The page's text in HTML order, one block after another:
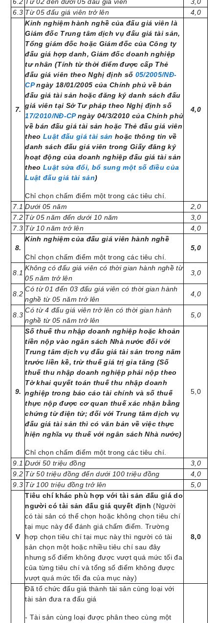
6.3 Từ 05 đấu giá viên trở lên 4,0
7.
Kinh nghiệm hành nghề của đấu giá viên là
Giám đốc Trung tâm dịch vụ đấu giá tài sản,
Tổng giám đốc hoặc Giám đốc của Công ty
đấu giá hợp danh, Giám đốc doanh nghiệp
tư nhân (Tính từ thời điểm được cấp Thẻ
đấu giá viên theo Nghị định số 05/2005/NĐ-
CPngày 18/01/2005 của Chính phủ về bán
đấu giá tài sản hoặc đăng ký danh sách đấu
giá viên tại Sở Tư pháp theo Nghị định số
17/2010/NĐ-CPngày 04/3/2010 của Chính phủ
về bán đấu giá tài sản hoặc Thẻ đấu giá viên
theoLuật đấu giá tài sản hoặc thông tin về
danh sách đấu giá viên trong Giấy đăng ký
hoạt động của doanh nghiệp đấu giá tài sản
theoLuật sửa đổi, bổ sung một số điều của
Luật đấu giá tài sản)
Chỉ chọn chấm điểm một trong các tiêu chí.
4,0
7.1 Dưới 05 năm
2,0
7.2 Từ 05 năm đến dưới 10 năm
3,0
7.3 Từ 10 năm trở lên 4,0
8.
Kinh nghiệm của đấu giá viên hành nghề
Chỉ chọn chấm điểm một trong các tiêu chí.
5,0
8.1
Không có đấu giá viên có thời gian hành nghề từ
05 năm trở lên
3,0
8.2
Có từ 01 đến 03 đấu giá viên có thời gian hành
nghề từ 05 năm trở lên
4,0
8.3
Có từ 4 đấu giá viên trở lên có thời gian hành
nghề từ 05 năm trở lên
5,0
9.
Số thuế thu nhập doanh nghiệp hoặc khoản
tiền nộp vào ngân sách Nhà nước đối với
Trung tâm dịch vụ đấu giá tài sản trong năm
trước liền kề, trừ thuế giá trị gia tăng (Số
thuế thu nhập doanh nghiệp phải nộp theo
Tờ khai quyết toán thuế thu nhập doanh
nghiệp trong báo cáo tài chính và số thuế
thực nộp được cơ quan thuế xác nhận bằng
chứng từ điện tử; đối với Trung tâm dịch vụ
đấu giá tài sản thì có văn bản về việc thực
hiện nghĩa vụ thuế với ngân sách Nhà nước)
Chỉ chọn chấm điểm một trong các tiêu chí.
5,0
9.1 Dưới 50 triệu đồng
3,0
9.2 Từ 50 triệu đồng đến dưới 100 triệu đồng
4,0
9.3 Từ 100 triệu đồng trở lên 5,0
V
Tiêu chí khác phù hợp với tài sản đấu giá do
người có tài sản đấu giá quyết định(Người
có tài sản có thể chọn hoặc không chọn tiêu chí
tại mục này để đánh giá chấm điểm. Trường
hợp chọn tiêu chí tại mục này thì người có tài
sản chọn một hoặc nhiều tiêu chí sau đây
nhưng số điểm không được vượt quá mức tối đa
của từng tiêu chí và tổng số điểm không được
vượt quá mức tối đa của mục này)
8,0
Đã tổ chức đấu giá thành tài sản cùng loại với
tài sản đưa ra đấu giá
- Tài sản cùng loại được phân theo cùng một